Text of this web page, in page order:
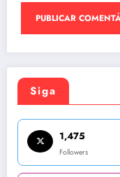
Siga
1,475
Followers